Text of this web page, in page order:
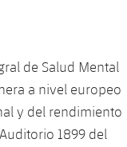
de Salud Mental
a nivel europeo
y del rendimiento
1899 del